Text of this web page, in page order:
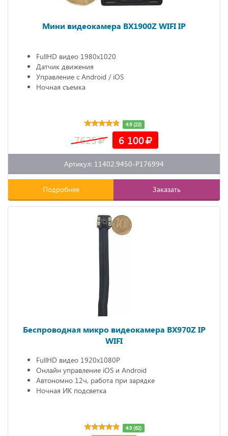
Мини видеокамера BX1900Z WIFI IP
FullHD видео 1980х1020
Датчик движения
Управление с Android / iOS
Ночная съемка
4.9 (22)
7625 6 100
Артикул: 11402.9450-P176994
Подробнее Заказать
Беспроводная микро видеокамера BX970Z IP
WIFI
FullHD видео 1920х1080P
Онлайн управление iOS и Android
Автономно 12ч, работа при зарядке
Ночная ИК подсветка
4.9 (62)